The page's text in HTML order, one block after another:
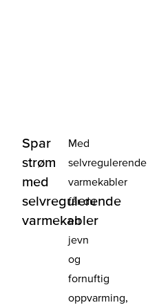
Spar
strøm
med
selvregulerende
varmekabler
Med
selvregulerende
varmekabler
får du
en
jevn
og
fornuftig
oppvarming,